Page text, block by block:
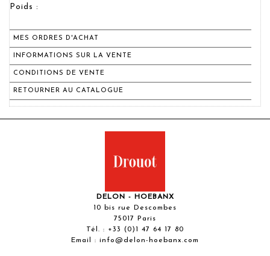
Poids :
MES ORDRES D'ACHAT
INFORMATIONS SUR LA VENTE
CONDITIONS DE VENTE
RETOURNER AU CATALOGUE
DELON - HOEBANX
10 bis rue Descombes
75017 Paris
Tél. : +33 (0)1 47 64 17 80
Email : info@delon-hoebanx.com